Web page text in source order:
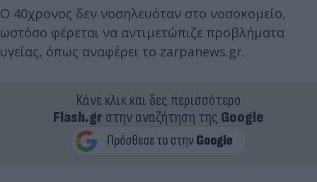
Ο 40χρονος δεν νοσηλευόταν στο νοσοκομείο,
ωστόσο φέρεται να αντιμετώπιζε προβλήματα
υγείας, όπως αναφέρει το zarpanews.gr.
Κάνε κλικ και δες περισσότερο
Flash.grστην αναζήτηση της Google